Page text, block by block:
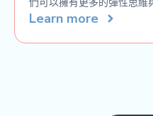
們可以擁有更多的彈性思維
Learn more